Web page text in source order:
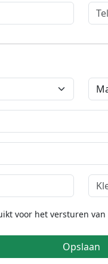
voor het versturen
Opslaan